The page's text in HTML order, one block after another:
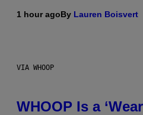
1 hour agoBy Lauren Boisvert
VIA WHOOP
WHOOP Is a